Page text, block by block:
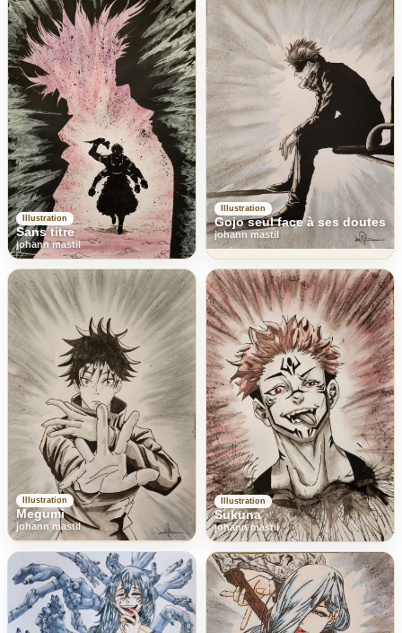
Illustration
Sans titre
johann mastil
Illustration
Gojo seul face à ses doutes
johann mastil
Illustration
Megumi
johann mastil
Illustration
Sukuna
johann mastil